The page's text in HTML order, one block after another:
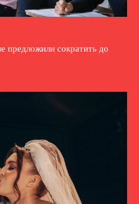
предложили сократить до